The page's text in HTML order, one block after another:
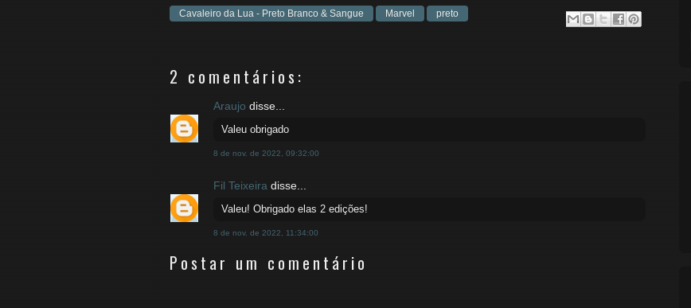
Cavaleiro da Lua - Preto Branco & Sangue Marvel preto
2 comentários:
Araujo disse...
Valeu obrigado
8 de nov. de 2022, 09:32:00
Fil Teixeira disse...
Valeu! Obrigado elas 2 edições!
8 de nov. de 2022, 11:34:00
Postar um comentário